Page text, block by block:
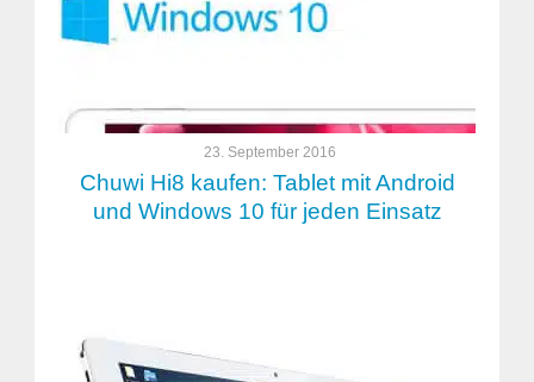
23. September 2016
Chuwi Hi8 kaufen: Tablet mit Android
und Windows 10 für jeden Einsatz